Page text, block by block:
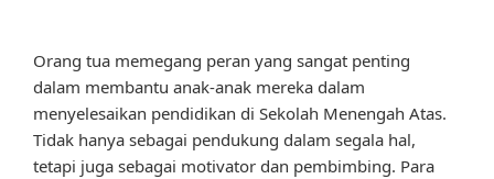
Orang tua memegang peran yang sangat penting
dalam membantu anak-anak mereka dalam
menyelesaikan pendidikan di Sekolah Menengah Atas.
Tidak hanya sebagai pendukung dalam segala hal,
tetapi juga sebagai motivator dan pembimbing. Para